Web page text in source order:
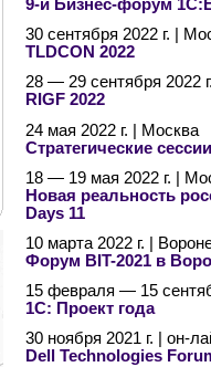
9-й Бизнес-форум
30 сентября 2022 г. |
TLDCON 2022
28 — 29 сентября 2022
RIGF 2022
24 мая 2022 г. | Москва
Стратегические
18 — 19 мая 2022 г. |
Новая реальность
Days 11
10 марта 2022 г. |
Форум BIT-2021 в
15 февраля — 15
1С: Проект года
30 ноября 2021 г. | он-
Dell Technologies